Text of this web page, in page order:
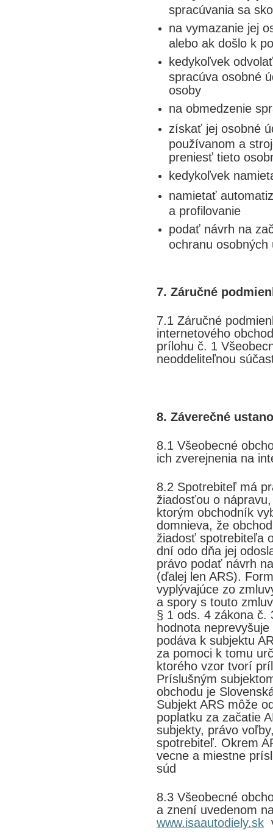
spracúvania sa
na vymazanie jej
alebo ak došlo k
kedykoľvek
spracúva osobné
osoby
na obmedzenie
získať jej osobné
používanom a
preniesť tieto
kedykoľvek
namietať
a profilovanie
podať návrh na
ochranu osobných
7. Záručné
7.1 Záručné
internetového
prílohu č. 1
neoddeliteľnou
8. Záverečné
8.1 Všeobecné
ich zverejnenia na
8.2 Spotrebiteľ má
žiadosťou o
ktorým obchodník
domnieva, že
žiadosť spotrebiteľa
dní odo dňa jej
právo podať návrh
(ďalej len ARS).
vyplývajúce zo
a spory s touto
§ 1 ods. 4 zákona č.
hodnota
podáva k subjektu
za pomoci k tomu
ktorého vzor tvorí
Príslušným
obchodu je
Subjekt ARS môže
poplatku za začatie
subjekty, právo
spotrebiteľ. Okrem
vecne a miestne
súd
8.3 Všeobecné
a znení uvedenom
www.isaautodiely.sk